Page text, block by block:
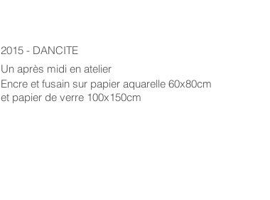
2015 - DANCITE
Un après midi en atelier
Encre et fusain sur papier aquarelle 60x80cm
et papier de verre 100x150cm